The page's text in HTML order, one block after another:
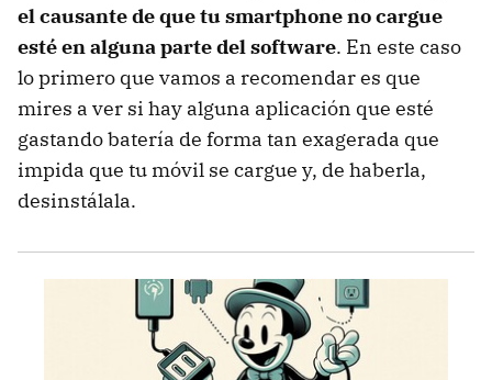
el causante de que tu smartphone no cargue
esté en alguna parte del software. En este caso
lo primero que vamos a recomendar es que
mires a ver si hay alguna aplicación que esté
gastando batería de forma tan exagerada que
impida que tu móvil se cargue y, de haberla,
desinstálala.